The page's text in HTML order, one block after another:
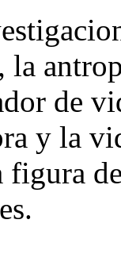
la
de
y la
figura